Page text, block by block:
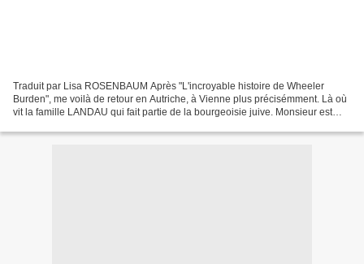
Traduit par Lisa ROSENBAUM Après "L'incroyable histoire de Wheeler
Burden", me voilà de retour en Autriche, à Vienne plus précisémment. Là où
vit la famille LANDAU qui fait partie de la bourgeoisie juive. Monsieur est